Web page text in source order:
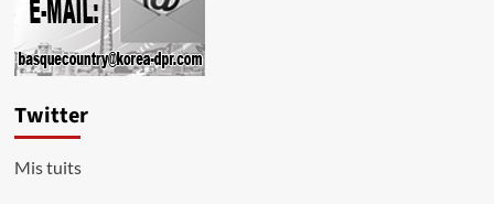
Lanzamiento
de
Satélites
Sohae
Twitter
Mis tuits